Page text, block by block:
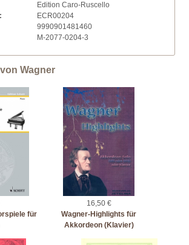
Edition Caro-Ruscello
ECR00204
9990901481460
M-2077-0204-3
Wagner
für
16,50 €
Wagner-Highlights für
Akkordeon (Klavier)